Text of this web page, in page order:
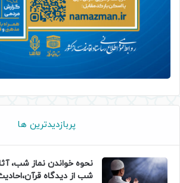
پربازدیدترین ها
نحوه خواندن نماز شب،
شب از دیدگاه